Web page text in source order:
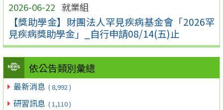
2026-06-22 就業組
【獎助學金】財團法人罕見疾病基金會「2026罕
見疾病獎助學金」_自行申請08/14(五)止
依公告類別彙總
最新消息 ( 8,992 )
研習訊息 ( 1,110 )